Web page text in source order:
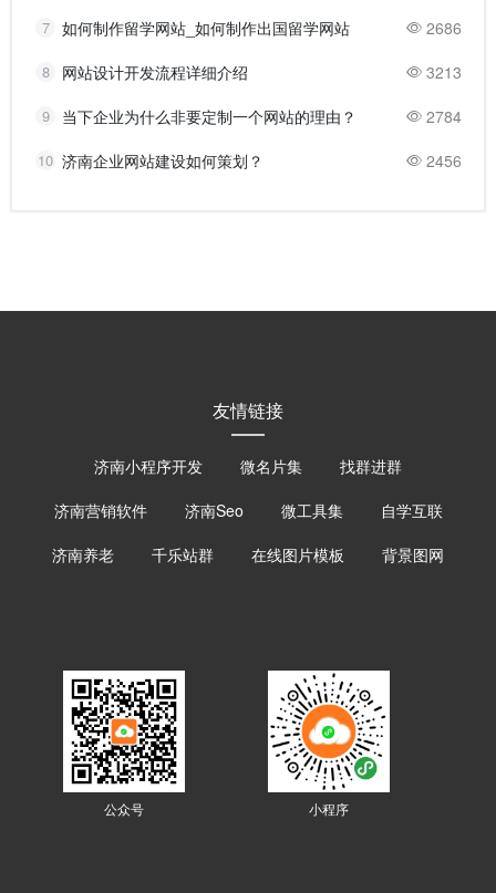
7 2686
如何制作留学网站_如何制作出国留学网站
8 3213
网站设计开发流程详细介绍
9 2784
当下企业为什么非要定制一个网站的理由？
10 2456
济南企业网站建设如何策划？
友情链接
济南小程序开发 微名片集
找群进群
济南营销软件
济南Seo 微工具集
自学互联
济南养老
千乐站群 在线图片模板 背景图网
公众号 小程序